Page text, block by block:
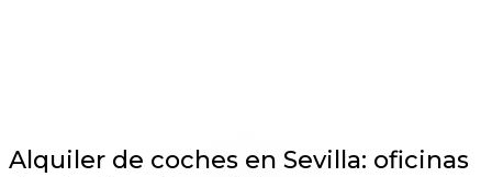
Alquiler de coches en Sevilla: oficinas